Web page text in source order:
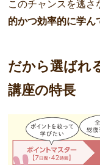
このチャンスを逃さ
的かつ効率的に学ん
だから選ばれ
講座の特長